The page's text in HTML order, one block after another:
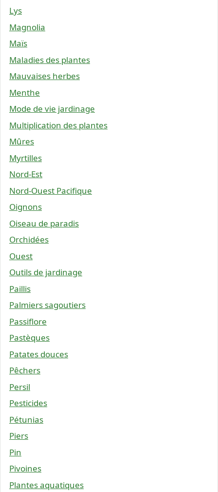
Lys
Magnolia
Maïs
Maladies des plantes
Mauvaises herbes
Menthe
Mode de vie jardinage
Multiplication des plantes
Mûres
Myrtilles
Nord-Est
Nord-Ouest Pacifique
Oignons
Oiseau de paradis
Orchidées
Ouest
Outils de jardinage
Paillis
Palmiers sagoutiers
Passiflore
Pastèques
Patates douces
Pêchers
Persil
Pesticides
Pétunias
Piers
Pin
Pivoines
Plantes aquatiques